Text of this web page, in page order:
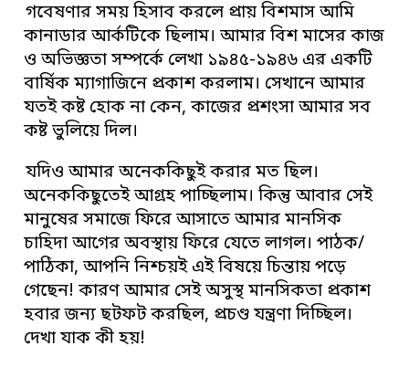
গবেষণার সময় হিসাব করলে প্রায় বিশমাস আমি
কানাডার আর্কটিকে ছিলাম। আমার বিশ মাসের কাজ
ও অভিজ্ঞতা সম্পর্কে লেখা ১৯৪৫-১৯৪৬ এর একটি
বার্ষিক ম্যাগাজিনে প্রকাশ করলাম। সেখানে আমার
যতই কষ্ট হোক না কেন, কাজের প্রশংসা আমার সব
কষ্ট ভুলিয়ে দিল।
যদিও আমার অনেককিছুই করার মত ছিল।
অনেককিছুতেই আগ্রহ পাচ্ছিলাম। কিন্তু আবার সেই
মানুষের সমাজে ফিরে আসাতে আমার মানসিক
চাহিদা আগের অবস্থায় ফিরে যেতে লাগল। পাঠক/
পাঠিকা, আপনি নিশ্চয়ই এই বিষয়ে চিন্তায় পড়ে
গেছেন! কারণ আমার সেই অসুস্থ মানসিকতা প্রকাশ
হবার জন্য ছটফট করছিল, প্রচণ্ড যন্ত্রণা দিচ্ছিল।
দেখা যাক কী হয়!